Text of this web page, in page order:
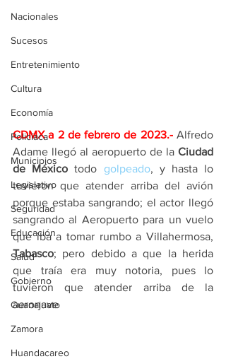
Nacionales
Sucesos
Entretenimiento
Cultura
Economía
Policíaca
Municipios
Legislativo
Seguridad
Educación
Salud
Gobierno
Guanajuato
Zamora
Huandacareo
CDMX a 2 de febrero de 2023.- Alfredo
Adame llegó al aeropuerto de la Ciudad
de México todo golpeado, y hasta lo
tuvieron que atender arriba del avión
porque estaba sangrando; el actor llegó
sangrando al Aeropuerto para un vuelo
Tabasco; pero debido a que la herida
que traía era muy notoria, pues lo
tuvieron que atender arriba de la
aeronave